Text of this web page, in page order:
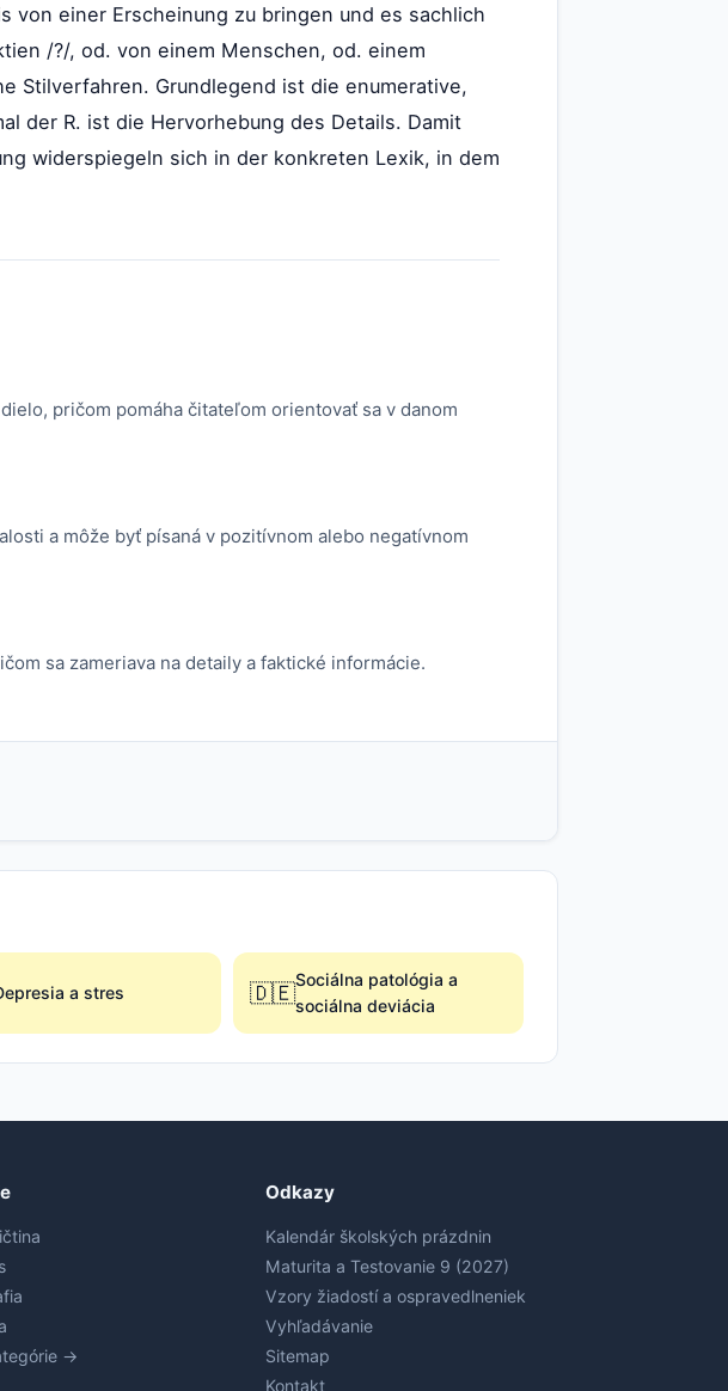
von einer Erscheinung zu bringen und es sachlich
/?/, od. von einem Menschen, od. einem
Stilverfahren. Grundlegend ist die enumerative,
der R. ist die Hervorhebung des Details. Damit
widerspiegeln sich in der konkreten Lexik, in dem
pričom pomáha čitateľom orientovať sa v danom
a môže byť písaná v pozitívnom alebo negatívnom
sa zameriava na detaily a faktické informácie.
a stres 🇩🇪Sociálna patológia a
sociálna deviácia
→
Odkazy
Kalendár školských prázdnin
Maturita a Testovanie 9 (2027)
Vzory žiadostí a ospravedlneniek
Vyhľadávanie
Sitemap
Kontakt